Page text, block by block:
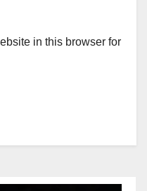
in this browser for